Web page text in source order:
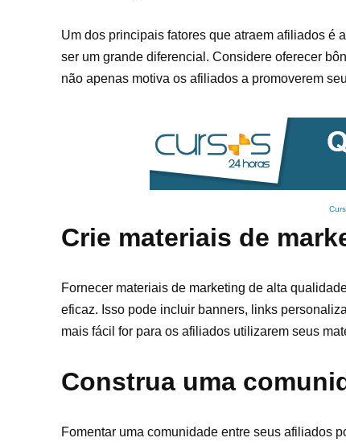
Um dos principais fatores que atraem afiliados é
ser um grande diferencial. Considere oferecer
não apenas motiva os afiliados a promoverem
Crie materiais de
Fornecer materiais de marketing de alta
eficaz. Isso pode incluir banners, links
mais fácil for para os afiliados utilizarem seus
Construa uma
Fomentar uma comunidade entre seus afiliados